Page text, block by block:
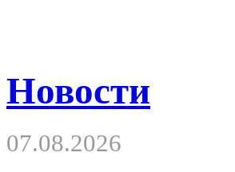
Новости
07.08.2026